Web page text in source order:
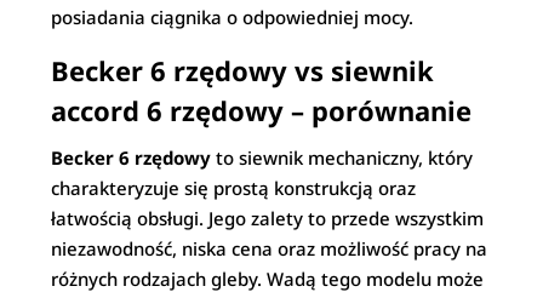
posiadania ciągnika o odpowiedniej mocy.
Becker 6 rzędowy vs siewnik
accord 6 rzędowy – porównanie
Becker 6 rzędowy to siewnik mechaniczny, który
charakteryzuje się prostą konstrukcją oraz
łatwością obsługi. Jego zalety to przede wszystkim
niezawodność, niska cena oraz możliwość pracy na
różnych rodzajach gleby. Wadą tego modelu może